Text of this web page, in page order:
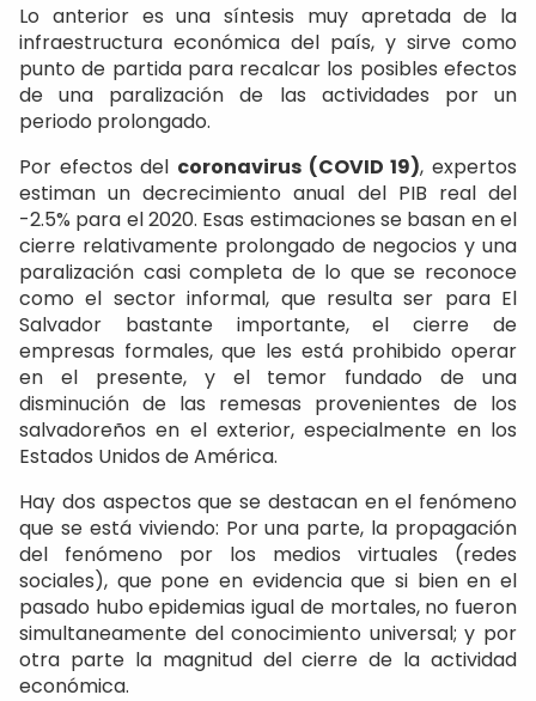
Lo anterior es una síntesis muy apretada de la
infraestructura económica del país, y sirve como
punto de partida para recalcar los posibles efectos
de una paralización de las actividades por un
periodo prolongado.
Por efectos del coronavirus (COVID 19), expertos
estiman un decrecimiento anual del PIB real del
-2.5% para el 2020. Esas estimaciones se basan en el
cierre relativamente prolongado de negocios y una
paralización casi completa de lo que se reconoce
como el sector informal, que resulta ser para El
Salvador bastante importante, el cierre de
empresas formales, que les está prohibido operar
en el presente, y el temor fundado de una
disminución de las remesas provenientes de los
salvadoreños en el exterior, especialmente en los
Estados Unidos de América.
Hay dos aspectos que se destacan en el fenómeno
que se está viviendo: Por una parte, la propagación
del fenómeno por los medios virtuales (redes
sociales), que pone en evidencia que si bien en el
pasado hubo epidemias igual de mortales, no fueron
simultaneamente del conocimiento universal; y por
otra parte la magnitud del cierre de la actividad
económica.